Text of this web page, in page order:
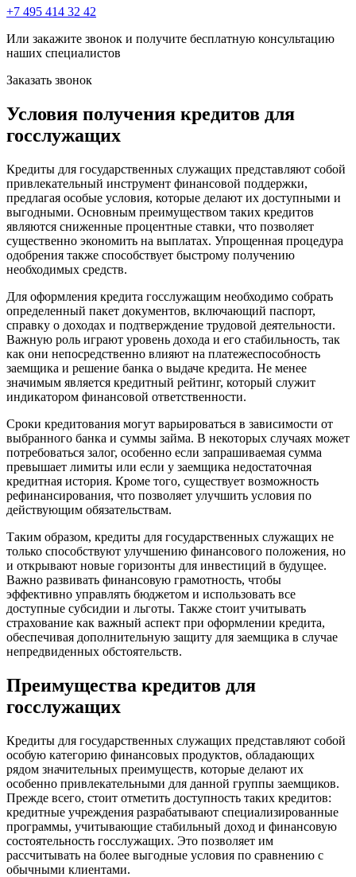
+7 495 414 32 42
Или закажите звонок и получите бесплатную консультацию
наших специалистов
Заказать звонок
Условия получения кредитов для
госслужащих
Кредиты для государственных служащих представляют собой
привлекательный инструмент финансовой поддержки,
предлагая особые условия, которые делают их доступными и
выгодными. Основным преимуществом таких кредитов
являются сниженные процентные ставки, что позволяет
существенно экономить на выплатах. Упрощенная процедура
одобрения также способствует быстрому получению
необходимых средств.
Для оформления кредита госслужащим необходимо собрать
определенный пакет документов, включающий паспорт,
справку о доходах и подтверждение трудовой деятельности.
Важную роль играют уровень дохода и его стабильность, так
как они непосредственно влияют на платежеспособность
заемщика и решение банка о выдаче кредита. Не менее
значимым является кредитный рейтинг, который служит
индикатором финансовой ответственности.
Сроки кредитования могут варьироваться в зависимости от
выбранного банка и суммы займа. В некоторых случаях может
потребоваться залог, особенно если запрашиваемая сумма
превышает лимиты или если у заемщика недостаточная
кредитная история. Кроме того, существует возможность
рефинансирования, что позволяет улучшить условия по
действующим обязательствам.
Таким образом, кредиты для государственных служащих не
только способствуют улучшению финансового положения, но
и открывают новые горизонты для инвестиций в будущее.
Важно развивать финансовую грамотность, чтобы
эффективно управлять бюджетом и использовать все
доступные субсидии и льготы. Также стоит учитывать
страхование как важный аспект при оформлении кредита,
обеспечивая дополнительную защиту для заемщика в случае
непредвиденных обстоятельств.
Преимущества кредитов для
госслужащих
Кредиты для государственных служащих представляют собой
особую категорию финансовых продуктов, обладающих
рядом значительных преимуществ, которые делают их
особенно привлекательными для данной группы заемщиков.
Прежде всего, стоит отметить доступность таких кредитов:
кредитные учреждения разрабатывают специализированные
программы, учитывающие стабильный доход и финансовую
состоятельность госслужащих. Это позволяет им
рассчитывать на более выгодные условия по сравнению с
обычными клиентами.